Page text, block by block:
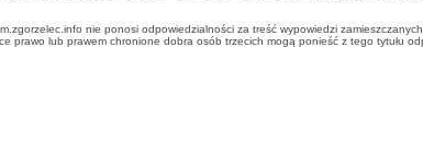
nie ponosi odpowiedzialności za treść wypowiedzi
prawo lub prawem chronione dobra osób trzecich mogą ponieść z tego tytułu